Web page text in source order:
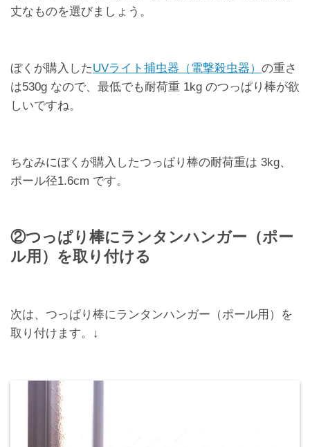
丈なものを選びましょう。
ぼくが購入したUVライト捕虫器（電撃殺虫器） の重さ
は530g なので、最低でも耐荷重 1kg のつっぱり棒が欲
しいですね。
ちなみにぼくが購入したつっぱり棒の耐荷重は 3kg、
ポール径1.6cm です。
②つっぱり棒にランタンハンガー（ポー
ル用）を取り付ける
次は、つっぱり棒にランタンハンガー（ポール用）を
取り付けます。↓